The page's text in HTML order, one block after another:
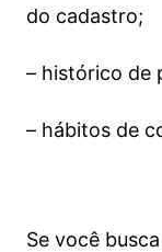
do cadastro;
– histórico de
– hábitos de
Se você